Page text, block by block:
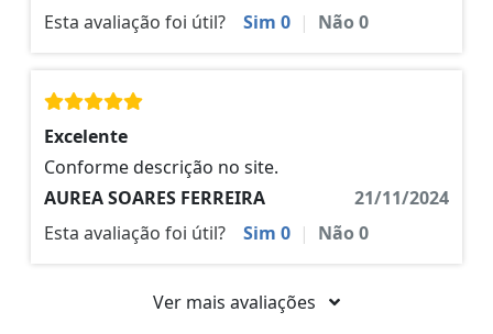
Esta avaliação foi útil?
Sim 0 | Não0
Excelente
Conforme descrição no site.
AUREA SOARES FERREIRA
21/11/2024
Esta avaliação foi útil?
Sim 0 | Não0
Ver mais avaliações